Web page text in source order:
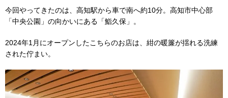
今回やってきたのは、高知駅から車で南へ約10分。高知市中心部
「中央公園」の向かいにある「鮨久保」。
2024年1月にオープンしたこちらのお店は、紺の暖簾が揺れる洗練
された佇まい。